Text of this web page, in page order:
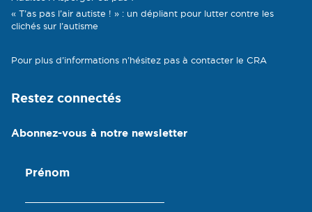
« T’as pas l’air autiste ! » : un dépliant pour lutter contre les
clichés sur l’autisme
Pour plus d’informations n’hésitez pas à contacter le CRA
Restez connectés
Abonnez-vous à notre newsletter
Prénom